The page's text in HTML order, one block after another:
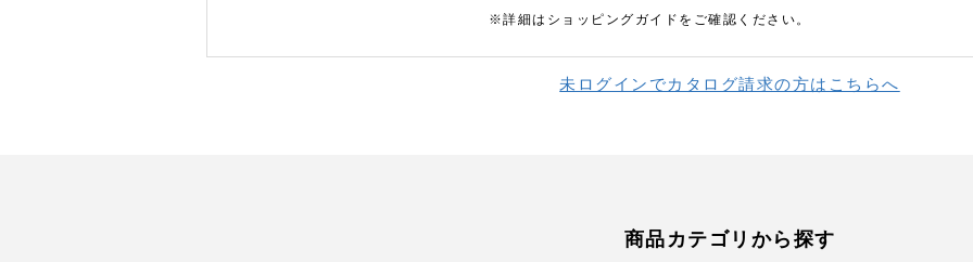
※詳細はショッピングガイドをご確認ください。
未ログインでカタログ請求の方はこちらへ
商品カテゴリから探す